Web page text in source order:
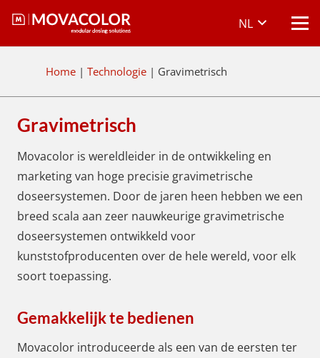
NL
Home | Technologie | Gravimetrisch
Gravimetrisch
Movacolor is wereldleider in de ontwikkeling en
marketing van hoge precisie gravimetrische
doseersystemen. Door de jaren heen hebben we een
breed scala aan zeer nauwkeurige gravimetrische
doseersystemen ontwikkeld voor
kunststofproducenten over de hele wereld, voor elk
soort toepassing.
Gemakkelijk te bedienen
Movacolor introduceerde als een van de eersten ter